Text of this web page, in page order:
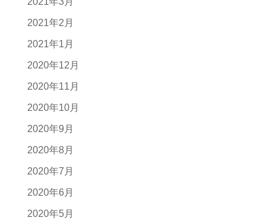
2021年2月
2021年1月
2020年12月
2020年11月
2020年10月
2020年9月
2020年8月
2020年7月
2020年6月
2020年5月